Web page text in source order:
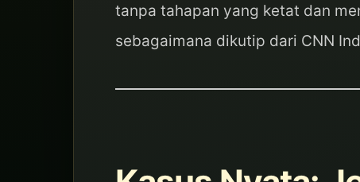
tanpa tahapan yang ketat dan
sebagaimana dikutip dari CNN